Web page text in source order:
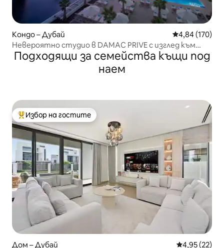
Кондо – Дубай Средна
4,84 (170)
Невероятно студио в DAMAC PRIVE с изглед към
канала!
Подходящи за семейства къщи под
наем
Най-популярен избор на гостите
Избор на гостите
Дом – Дубай Средна
4,95 (22)